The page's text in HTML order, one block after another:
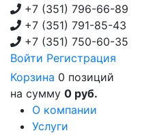
+7 (351) 796-66-89
+7 (351) 791-85-43
+7 (351) 750-60-35
Войти Регистрация
Корзина 0 позиций
на сумму 0 руб.
О компании
Услуги